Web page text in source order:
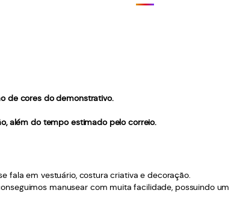
de cores do demonstrativo.
além do tempo estimado pelo correio.
fala em vestuário, costura criativa e decoração.
manusear com muita facilidade, possuindo